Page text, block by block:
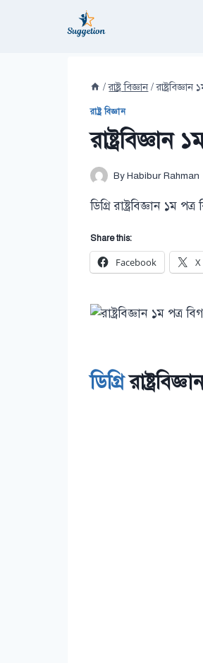
/ রাষ্ট্র বিজ্ঞান /
রাষ্ট্র বিজ্ঞান
রাষ্ট্রবিজ্ঞান
ByHabibur Rahman
ডিগ্রি রাষ্ট্রবিজ্ঞান ১ম
Share this:
Facebook X
ডিগ্রি